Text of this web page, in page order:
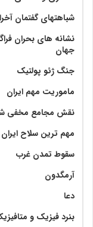
شباهتهای گفتمان
نشانه های بحران
جهان
جنگ ژئو پولتیک
ماموریت مهم ایران
نقش مجامع مخفی
مهم ترین سلاح ایران
سقوط تمدن غرب
آرمگدون
دعا
بنرد فیزیک و